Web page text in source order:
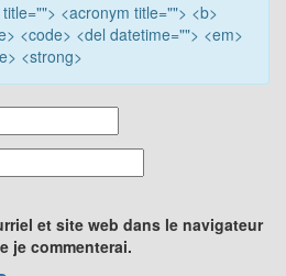
<acronym title=""> <b>
<code> <del datetime=""> <em>
<strong>
et site web dans le navigateur
je commenterai.